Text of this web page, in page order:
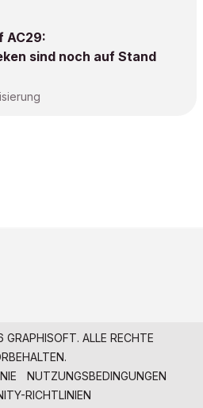
AC29:
sind noch auf Stand
ALLE RECHTE
NUTZUNGSBEDINGUNGEN
RICHTLINIEN